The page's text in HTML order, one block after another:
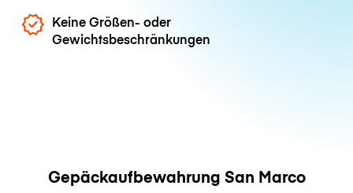
Keine Größen- oder
Gewichtsbeschränkungen
Gepäckaufbewahrung San Marco